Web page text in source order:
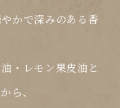
かで深みのある香
・レモン果皮油と
ら、